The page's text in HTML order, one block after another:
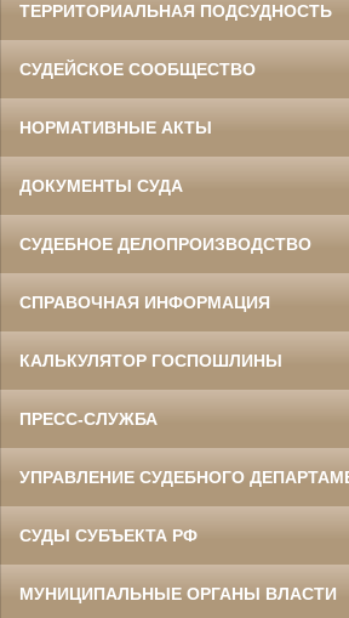
ТЕРРИТОРИАЛЬНАЯ ПОДСУДНОСТЬ
СУДЕЙСКОЕ СООБЩЕСТВО
НОРМАТИВНЫЕ АКТЫ
ДОКУМЕНТЫ СУДА
СУДЕБНОЕ ДЕЛОПРОИЗВОДСТВО
СПРАВОЧНАЯ ИНФОРМАЦИЯ
КАЛЬКУЛЯТОР ГОСПОШЛИНЫ
ПРЕСС-СЛУЖБА
УПРАВЛЕНИЕ СУДЕБНОГО
СУДЫ СУБЪЕКТА РФ
МУНИЦИПАЛЬНЫЕ ОРГАНЫ ВЛАСТИ